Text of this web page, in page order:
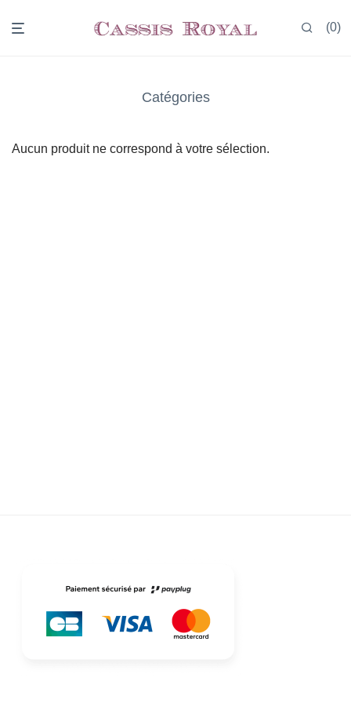
0
Catégories
Aucun produit ne correspond à votre sélection.